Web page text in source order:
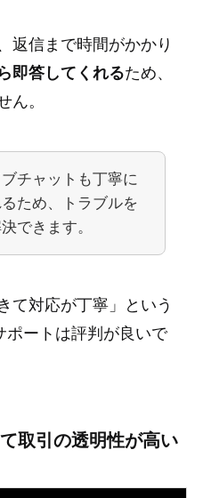
返信まで時間がかかり
即答してくれるため、
ん。
チャットも丁寧に
ため、トラブルを
できます。
て対応が丁寧」という
ポートは評判が良いで
取引の透明性が高い